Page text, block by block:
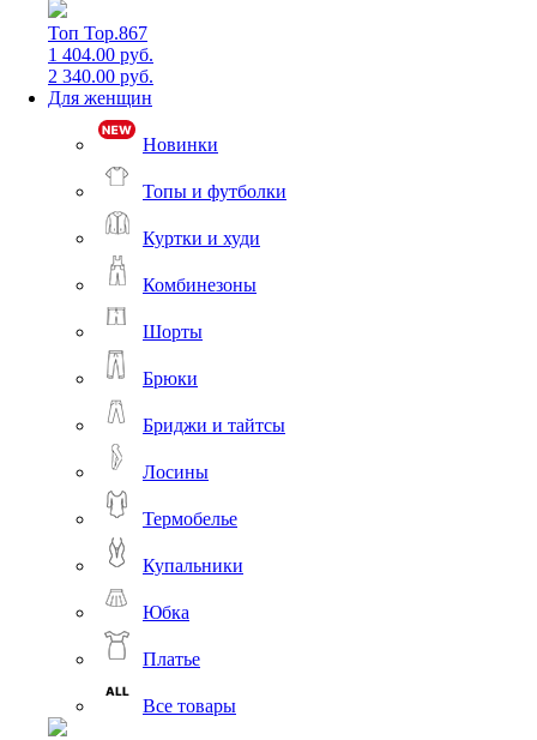
Топ Top.867
1 404.00 руб.
2 340.00 руб.
Для женщин
Новинки
Топы и футболки
Куртки и худи
Комбинезоны
Шорты
Брюки
Бриджи и тайтсы
Лосины
Термобелье
Купальники
Юбка
Платье
Все товары